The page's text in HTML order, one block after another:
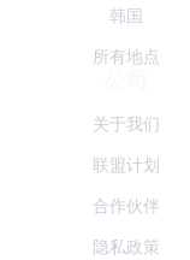
韩国
所有地点
关于我们
联盟计划
合作伙伴
隐私政策